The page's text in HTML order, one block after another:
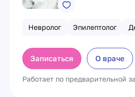
Невролог Эпилептолог
Записаться О враче
Работает по предварительной